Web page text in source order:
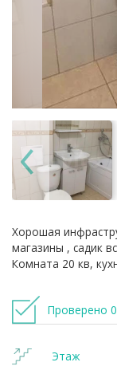
Хорошая
магазины , садик
Комната 20 кв,
Проверено
Этаж